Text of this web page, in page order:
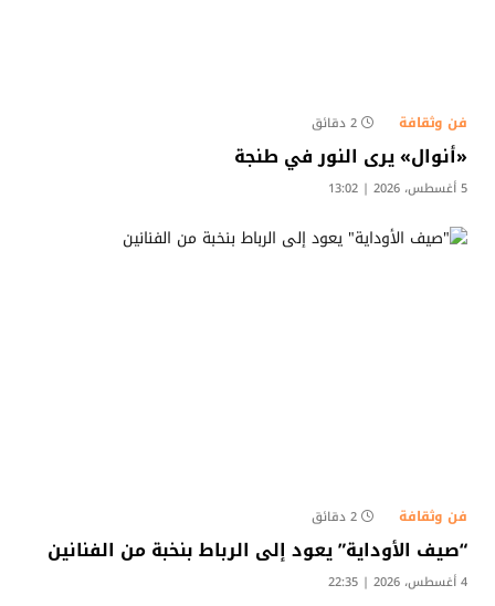
فن وثقافة 2 دقائق
«أنوال» يرى النور في طنجة
5 أغسطس، 2026 | 13:02
فن وثقافة 2 دقائق
“صيف الأوداية” يعود إلى الرباط بنخبة من الفنانين
4 أغسطس، 2026 | 22:35